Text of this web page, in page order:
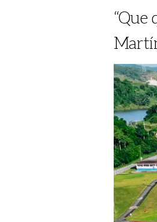
“Que